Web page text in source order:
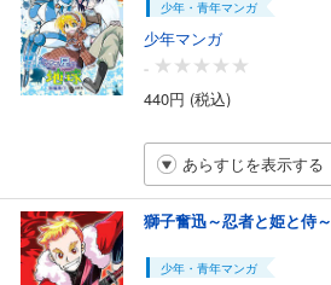
少年・青年マンガ
少年マンガ
-
440円 (税込)
あらすじを表示する
獅子奮迅～忍者と姫と侍～
少年・青年マンガ